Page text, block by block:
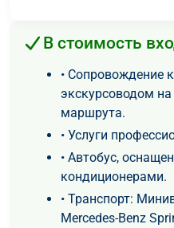
В стоимость
• Сопровождение
экскурсоводом
маршрута.
• Услуги
• Автобус,
кондиционерами.
• Транспорт:
Mercedes-Benz